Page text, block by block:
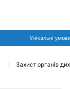
Унікальні
Захист органів